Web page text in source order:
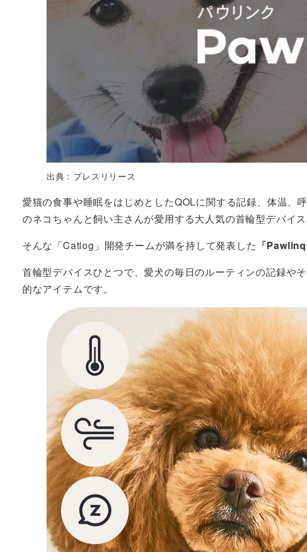
出典：プレスリリース
愛猫の食事や睡眠をはじめとしたQOLに関する記録、体温
のネコちゃんと飼い主さんが愛用する大人気の首輪型デバイス
そんな「Catlog」開発チームが満を持して発表した 「
首輪型デバイスひとつで、愛犬の毎日のルーティンの記録や
的なアイテムです。